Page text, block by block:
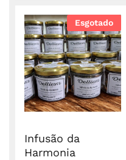
Esgotado
Infusão da
Harmonia